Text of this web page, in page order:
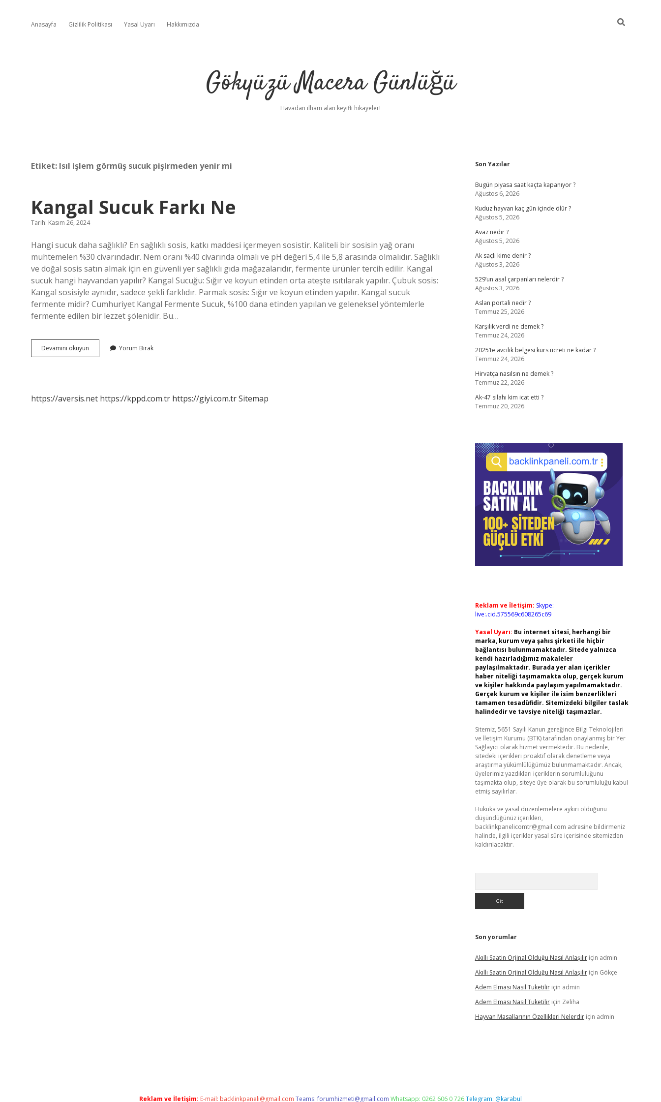
Anasayfa Gizlilik Politikası Yasal Uyarı Hakkımızda
Gökyüzü Macera Günlüğü
Havadan ilham alan keyifli hikayeler!
Etiket: Isıl işlem görmüş sucuk pişirmeden yenir mi
Kangal Sucuk Farkı Ne
Tarih: Kasım 26, 2024
Hangi sucuk daha sağlıklı? En sağlıklı sosis, katkı maddesi içermeyen sosistir. Kaliteli bir sosisin yağ oranı
muhtemelen %30 civarındadır. Nem oranı %40 civarında olmalı ve pH değeri 5,4 ile 5,8 arasında olmalıdır. Sağlıklı
ve doğal sosis satın almak için en güvenli yer sağlıklı gıda mağazalarıdır, fermente ürünler tercih edilir. Kangal
sucuk hangi hayvandan yapılır? Kangal Sucuğu: Sığır ve koyun etinden orta ateşte ısıtılarak yapılır. Çubuk sosis:
Kangal sosisiyle aynıdır, sadece şekli farklıdır. Parmak sosis: Sığır ve koyun etinden yapılır. Kangal sucuk
fermente midir? Cumhuriyet Kangal Fermente Sucuk, %100 dana etinden yapılan ve geleneksel yöntemlerle
fermente edilen bir lezzet şölenidir. Bu…
Devamını okuyun
Sucuk
Yorum Bırak
https://aversis.net https://kppd.com.tr https://giyi.com.trSitemap
Sidebar
Son Yazılar
Bugün piyasa saat kaçta kapanıyor ?
Ağustos 6, 2026
Kuduz hayvan kaç gün içinde ölür ?
Ağustos 5, 2026
Avaz nedir ?
Ağustos 5, 2026
Ak saçlı kime denir ?
Ağustos 3, 2026
529’un asal çarpanları nelerdir ?
Ağustos 3, 2026
Aslan portali nedir ?
Temmuz 25, 2026
Karşılık verdi ne demek ?
Temmuz 24, 2026
2025’te avcılık belgesi kurs ücreti ne kadar ?
Temmuz 24, 2026
Hirvatça nasılsın ne demek ?
Temmuz 22, 2026
Ak-47 silahı kim icat etti ?
Temmuz 20, 2026
Reklam ve İletişim: Skype:
live:.cid.575569c608265c69
Yasal Uyarı: Bu internet sitesi, herhangi bir
marka, kurum veya şahıs şirketi ile hiçbir
bağlantısı bulunmamaktadır. Sitede yalnızca
kendi hazırladığımız makaleler
paylaşılmaktadır. Burada yer alan içerikler
haber niteliği taşımamakta olup, gerçek kurum
ve kişiler hakkında paylaşım yapılmamaktadır.
Gerçek kurum ve kişiler ile isim benzerlikleri
tamamen tesadüfidir. Sitemizdeki bilgiler taslak
halindedir ve tavsiye niteliği taşımazlar.
Sitemiz, 5651 Sayılı Kanun gereğince Bilgi Teknolojileri
ve İletişim Kurumu (BTK) tarafından onaylanmış bir Yer
Sağlayıcı olarak hizmet vermektedir. Bu nedenle,
sitedeki içerikleri proaktif olarak denetleme veya
araştırma yükümlülüğümüz bulunmamaktadır. Ancak,
üyelerimiz yazdıkları içeriklerin sorumluluğunu
taşımakta olup, siteye üye olarak bu sorumluluğu kabul
etmiş sayılırlar.
Hukuka ve yasal düzenlemelere aykırı olduğunu
düşündüğünüz içerikleri,
backlinkpanelicomtr@gmail.com adresine bildirmeniz
halinde, ilgili içerikler yasal süre içerisinde sitemizden
kaldırılacaktır.
Son yorumlar
Akıllı Saatin Orjinal Olduğu Nasıl Anlaşılıriçin admin
Akıllı Saatin Orjinal Olduğu Nasıl Anlaşılıriçin Gökçe
Adem Elması Nasil Tuketiliriçin admin
Adem Elması Nasil Tuketiliriçin Zeliha
Hayvan Masallarının Özellikleri Nelerdiriçin admin
Reklam ve İletişim: E-mail: backlinkpaneli@gmail.com Teams:forumhizmeti@gmail.com Whatsapp: 0262 606 0 726Telegram: @karabul